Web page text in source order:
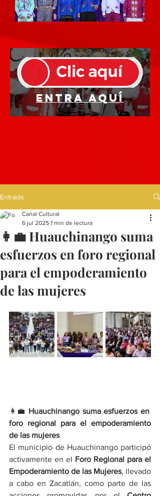
Entra aquí
Entrada
👩‍💼 Huauchinango suma
esfuerzos en foro regional
para el empoderamiento
de las mujeres
Canal Cultural
6 jul 2025 1 min de lectura
👩‍💼 Huauchinango suma esfuerzos en
foro regional para el empoderamiento
de las mujeres
El municipio de Huauchinango participó
activamente en el Foro Regional para el
Empoderamiento de las Mujeres, llevado
a cabo en Zacatlán, como parte de las